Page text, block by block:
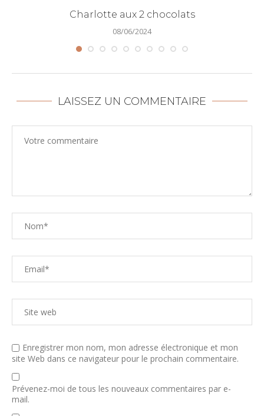
Charlotte aux 2 chocolats
08/06/2024
LAISSEZ UN COMMENTAIRE
Enregistrer mon nom, mon adresse électronique et mon
site Web dans ce navigateur pour le prochain commentaire.
Prévenez-moi de tous les nouveaux commentaires par e-
mail.